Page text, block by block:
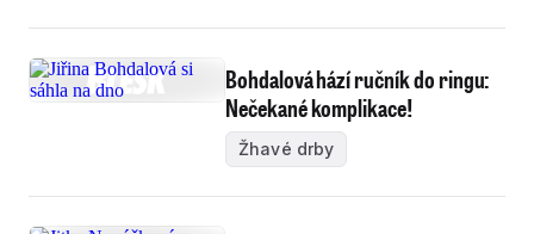
Bohdalová hází ručník do ringu:
Nečekané komplikace!
Žhavé drby